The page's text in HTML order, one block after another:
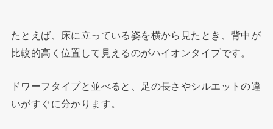
たとえば、床に立っている姿を横から見たとき、背中が
比較的高く位置して見えるのがハイオンタイプです。
ドワーフタイプと並べると、足の長さやシルエットの違
いがすぐに分かります。